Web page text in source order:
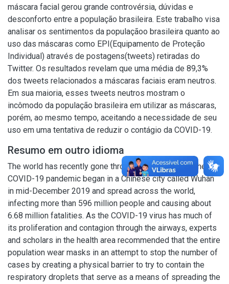
máscara facial gerou grande controvérsia, dúvidas e
desconforto entre a população brasileira. Este trabalho visa
analisar os sentimentos da populaçãoo brasileira quanto ao
uso das máscaras como EPI(Equipamento de Proteção
Individual) através de postagens(tweets) retiradas do
Twitter. Os resultados revelam que uma média de 89,3%
dos tweets relacionados a máscaras faciais eram neutros.
Em sua maioria, esses tweets neutros mostram o
incômodo da população brasileira em utilizar as máscaras,
porém, ao mesmo tempo, aceitando a necessidade de seu
uso em uma tentativa de reduzir o contágio da COVID-19.
Resumo em outro idioma
The world has recently gone through a global crisis. The
COVID-19 pandemic began in a Chinese city called Wuhan
in mid-December 2019 and spread across the world,
infecting more than 596 million people and causing about
6.68 million fatalities. As the COVID-19 virus has much of
its proliferation and contagion through the airways, experts
and scholars in the health area recommended that the entire
population wear masks in an attempt to stop the number of
cases by creating a physical barrier to try to contain the
respiratory droplets that serve as a means of spreading the